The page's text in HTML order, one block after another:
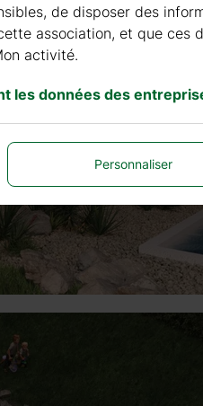
de disposer des
association, et que ces
activité.
les données des
Personnaliser